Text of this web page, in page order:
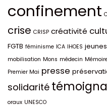
confinement
crise CRISP créativité
FGTB féminisme ICA IHOES jeunes
mobilisation Mons médecin
Premier Mai presse
solidarité
oraux UNESCO